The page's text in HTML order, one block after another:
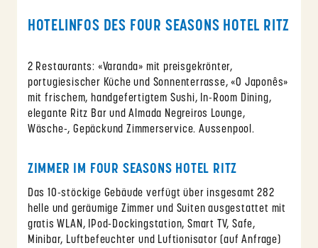
HOTELINFOS DES FOUR SEASONS HOTEL RITZ
2 Restaurants: «Varanda» mit preisgekrönter,
portugiesischer Küche und Sonnenterrasse, «O Japonês»
mit frischem, handgefertigtem Sushi, In-Room Dining,
elegante Ritz Bar und Almada Negreiros Lounge,
Wäsche-, Gepäckund Zimmerservice. Aussenpool.
ZIMMER IM FOUR SEASONS HOTEL RITZ
Das 10-stöckige Gebäude verfügt über insgesamt 282
helle und geräumige Zimmer und Suiten ausgestattet mit
gratis WLAN, IPod-Dockingstation, Smart TV, Safe,
Minibar, Luftbefeuchter und Luftionisator (auf Anfrage)